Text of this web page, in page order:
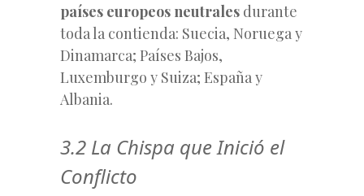
países europeos neutrales durante
toda la contienda: Suecia, Noruega y
Dinamarca; Países Bajos,
Luxemburgo y Suiza; España y
Albania.
3.2 La Chispa que Inició el
Conflicto